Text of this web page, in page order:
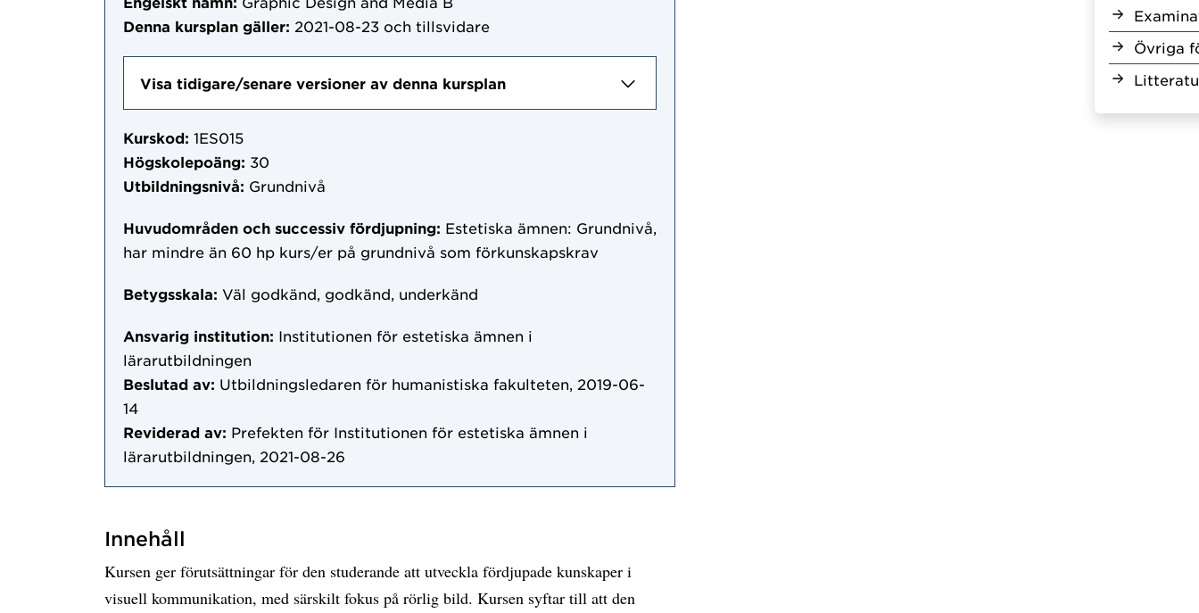
Övriga
Denna kursplan gäller: 2021-08-23 och tillsvidare
Visa tidigare/senare versioner av denna kursplan
Kurskod: 1ES015
Högskolepoäng: 30
Utbildningsnivå: Grundnivå
Huvudområden och successiv fördjupning: Estetiska ämnen: Grundnivå,
har mindre än 60 hp kurs/er på grundnivå som förkunskapskrav
Betygsskala: Väl godkänd, godkänd, underkänd
Ansvarig institution: Institutionen för estetiska ämnen i
lärarutbildningen
Beslutad av: Utbildningsledaren för humanistiska fakulteten, 2019-06-
14
Reviderad av: Prefekten för Institutionen för estetiska ämnen i
lärarutbildningen, 2021-08-26
Innehåll
Kursen ger förutsättningar för den studerande att utveckla fördjupade kunskaper i
visuell kommunikation, med särskilt fokus på rörlig bild. Kursen syftar till att den